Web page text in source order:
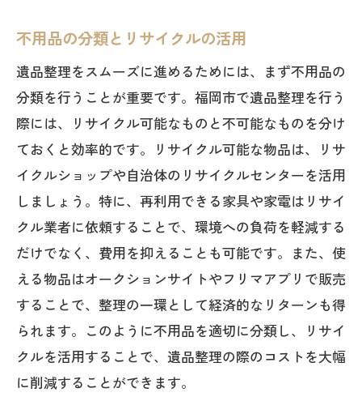
える秘訣
プロが実践する整理術
費用節約に役立つチェックリスト
プロの視点から見た効率的な整理方法
業者との上手なコミュニケーション方法
プロが推奨する整理グッズの活用法
専門家が教える費用交渉のポイント
福岡市での遺品整理自分でできる部分を事前
に整理して費用削減
自分でできる部分と業者に任せる部分の
区別
DIY整理の基本ステップ
費用削減に役立つ自分でできる整理術
不用品の分類とリサイクルの活用
遺品整理をスムーズに進めるためには、まず不用品の
分類を行うことが重要です。福岡市で遺品整理を行う
際には、リサイクル可能なものと不可能なものを分け
ておくと効率的です。リサイクル可能な物品は、リサ
イクルショップや自治体のリサイクルセンターを活用
しましょう。特に、再利用できる家具や家電はリサイ
クル業者に依頼することで、環境への負荷を軽減する
だけでなく、費用を抑えることも可能です。また、使
える物品はオークションサイトやフリマアプリで販売
することで、整理の一環として経済的なリターンも得
られます。このように不用品を適切に分類し、リサイ
クルを活用することで、遺品整理の際のコストを大幅
に削減することができます。